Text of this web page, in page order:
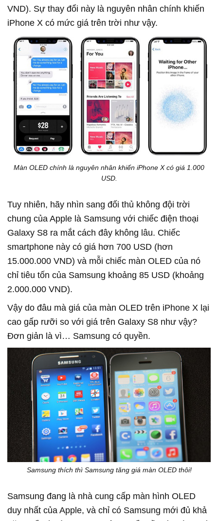
VND). Sự thay đổi này là nguyên nhân chính khiến
iPhone X có mức giá trên trời như vậy.
Màn OLED chính là nguyên nhân khiến iPhone X có giá 1.000
USD.
Tuy nhiên, hãy nhìn sang đối thủ không đội trời
chung của Apple là Samsung với chiếc điện thoại
Galaxy S8 ra mắt cách đây không lâu. Chiếc
smartphone này có giá hơn 700 USD (hơn
15.000.000 VND) và mỗi chiếc màn OLED của nó
chỉ tiêu tốn của Samsung khoảng 85 USD (khoảng
2.000.000 VND).
Vậy do đâu mà giá của màn OLED trên iPhone X lại
cao gấp rưỡi so với giá trên Galaxy S8 như vậy?
Đơn giản là vì… Samsung có quyền.
Samsung thích thì Samsung tăng giá màn OLED thôi!
Samsung đang là nhà cung cấp màn hình OLED
duy nhất của Apple, và chỉ có Samsung mới đủ khả